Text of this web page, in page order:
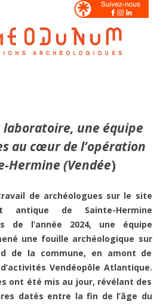
une équipe
au cœur de l’opération
Hermine (Vendée)
de archéologues sur le site
antique de Sainte-Hermine
de l’année 2024, une équipe
une fouille archéologique sur
de la commune, en amont de
Vendéopôle Atlantique.
ont été mis au jour, révélant des
datés entre la fin de l’âge du